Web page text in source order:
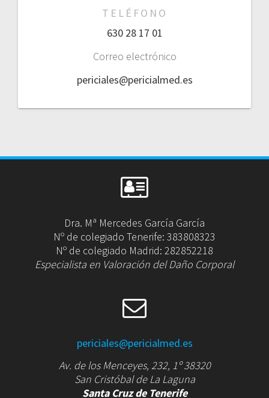
TELÉFONO
630 28 17 01
Correo electrónico
periciales@pericialmed.es
Dra. Mª Mercedes García García
Nº de colegiado Tenerife: 383808323
Nº de colegiado Madrid: 282852218
Especialista en Valoración del Daño Corporal
periciales@pericialmed.es
Av. de los Menceyes, 232, 1º 38320
San Cristóbal de La Laguna
Santa Cruz de Tenerife